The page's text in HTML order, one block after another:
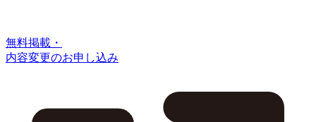
無料掲載・
内容変更のお申し込み